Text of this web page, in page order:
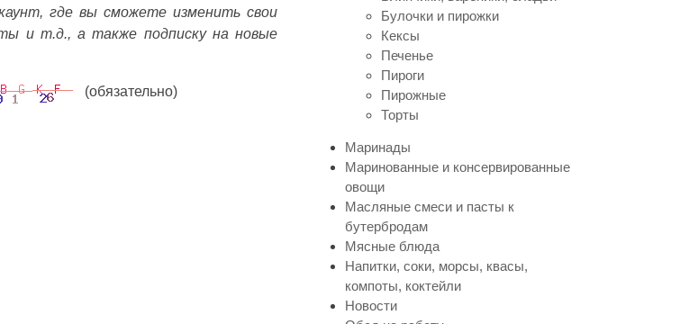
где вы сможете изменить свои
и т.д., а также подписку на новые
(обязательно)
Булочки и пирожки
Кексы
Печенье
Пироги
Пирожные
Торты
Маринады
Маринованные и консервированные
овощи
Масляные смеси и пасты к
бутербродам
Мясные блюда
Напитки, соки, морсы, квасы,
компоты, коктейли
Новости